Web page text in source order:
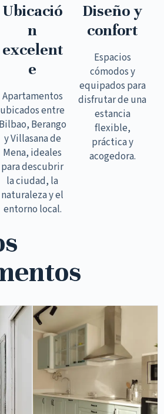
Ubicació
n
excelent
e
Apartamentos
ubicados entre
Bilbao, Berango
y Villasana de
Mena, ideales
para descubrir
la ciudad, la
naturaleza y el
entorno local.
Diseño y
confort
Espacios
cómodos y
equipados para
disfrutar de una
estancia
flexible,
práctica y
acogedora.